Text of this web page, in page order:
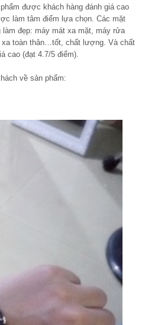
được khách hàng đánh giá cao
làm tâm điểm lựa chọn. Các mặt
làm đẹp: máy mát xa mặt, máy rửa
xa toàn thân…tốt, chất lượng. Và chất
cao (đạt 4.7/5 điểm).
về sản phẩm: